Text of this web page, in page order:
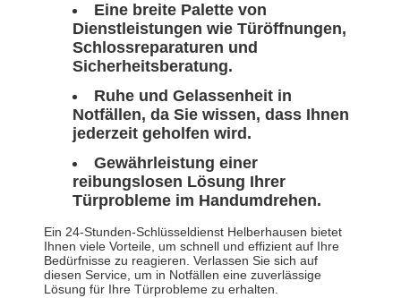
Eine breite Palette von
Dienstleistungen wie Türöffnungen,
Schlossreparaturen und
Sicherheitsberatung.
Ruhe und Gelassenheit in
Notfällen, da Sie wissen, dass Ihnen
jederzeit geholfen wird.
Gewährleistung einer
reibungslosen Lösung Ihrer
Türprobleme im Handumdrehen.
Ein 24-Stunden-Schlüsseldienst Helberhausen bietet
Ihnen viele Vorteile, um schnell und effizient auf Ihre
Bedürfnisse zu reagieren. Verlassen Sie sich auf
diesen Service, um in Notfällen eine zuverlässige
Lösung für Ihre Türprobleme zu erhalten.